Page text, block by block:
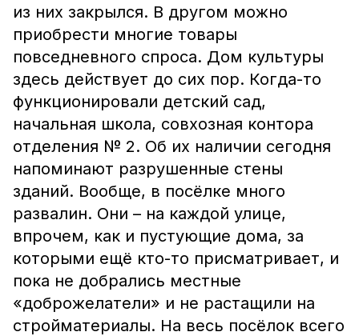
из них закрылся. В другом можно
приобрести многие товары
повседневного спроса. Дом культуры
здесь действует до сих пор. Когда-то
функционировали детский сад,
начальная школа, совхозная контора
отделения № 2. Об их наличии сегодня
напоминают разрушенные стены
зданий. Вообще, в посёлке много
развалин. Они – на каждой улице,
впрочем, как и пустующие дома, за
которыми ещё кто-то присматривает, и
пока не добрались местные
«доброжелатели» и не растащили на
стройматериалы. На весь посёлок всего